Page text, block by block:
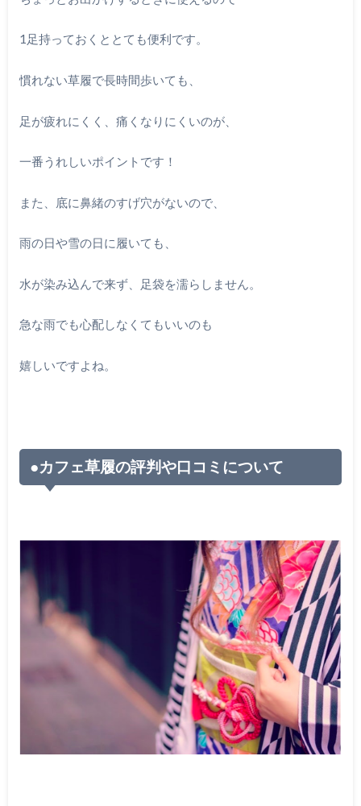
1足持っておくととても便利です。
慣れない草履で長時間歩いても、
足が疲れにくく、痛くなりにくいのが、
一番うれしいポイントです！
また、底に鼻緒のすげ穴がないので、
雨の日や雪の日に履いても、
水が染み込んで来ず、足袋を濡らしません。
急な雨でも心配しなくてもいいのも
嬉しいですよね。
●カフェ草履の評判や口コミについて